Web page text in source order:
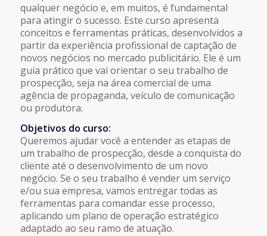
qualquer negócio e, em muitos, é fundamental
para atingir o sucesso. Este curso apresenta
conceitos e ferramentas práticas, desenvolvidos a
partir da experiência profissional de captação de
novos negócios no mercado publicitário. Ele é um
guia prático que vai orientar o seu trabalho de
prospecção, seja na área comercial de uma
agência de propaganda, veículo de comunicação
ou produtora.
Objetivos do curso:
Queremos ajudar você a entender as etapas de
um trabalho de prospecção, desde a conquista do
cliente até o desenvolvimento de um novo
negócio. Se o seu trabalho é vender um serviço
e/ou sua empresa, vamos entregar todas as
ferramentas para comandar esse processo,
aplicando um plano de operação estratégico
adaptado ao seu ramo de atuação.